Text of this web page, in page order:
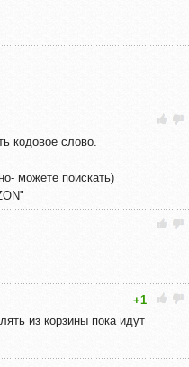
кодовое слово.
можете поискать)
+1
из корзины пока идут